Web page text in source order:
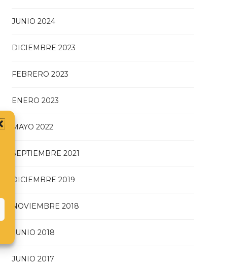
JUNIO 2024
DICIEMBRE 2023
FEBRERO 2023
ENERO 2023
MAYO 2022
SEPTIEMBRE 2021
DICIEMBRE 2019
NOVIEMBRE 2018
JUNIO 2018
JUNIO 2017